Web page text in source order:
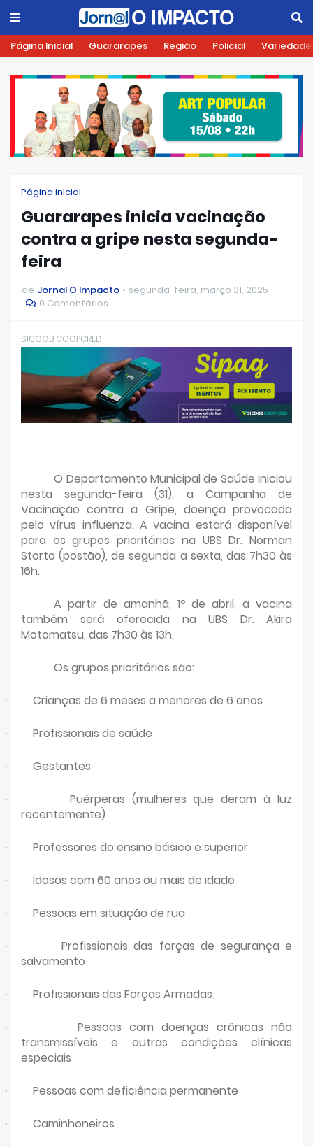
Página Inicial Guararapes Região Policial
Página inicial
Guararapes inicia vacinação
contra a gripe nesta segunda-
feira
de Jornal O Impacto
segunda-feira, março 31, 2025
0 Comentários
SICOOB COOPCRED
O Departamento Municipal de Saúde iniciou
nesta segunda-feira (31), a Campanha de
Vacinação contra a Gripe, doença provocada
pelo vírus influenza. A vacina estará disponível
para os grupos prioritários na UBS Dr. Norman
Storto (postão), de segunda a sexta, das 7h30 às
16h.
A partir de amanhã, 1º de abril, a vacina
também será oferecida na UBS Dr. Akira
Motomatsu, das 7h30 às 13h.
Os grupos prioritários são:
· Crianças de 6 meses a menores de 6 anos
· Profissionais de saúde
· Gestantes
·
Puérperas (mulheres que deram à luz
recentemente)
· Professores do ensino básico e superior
· Idosos com 60 anos ou mais de idade
· Pessoas em situação de rua
·
Profissionais das forças de segurança e
salvamento
· Profissionais das Forças Armadas;
·
Pessoas com doenças crônicas não
transmissíveis e outras condições clínicas
especiais
· Pessoas com deficiência permanente
· Caminhoneiros